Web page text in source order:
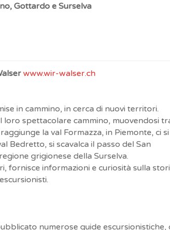
Gottardo e Surselva
www.wir-walser.ch
in cammino, in cerca di nuovi territori.
spettacolare cammino, muovendosi
la val Formazza, in Piemonte, ci si
Bedretto, si scavalca il passo del San
grigionese della Surselva.
fornisce informazioni e curiosità sulla
numerose guide escursionistiche,